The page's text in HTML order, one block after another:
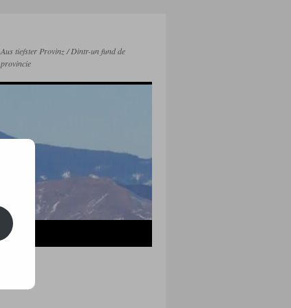
Aus tiefster Provinz / Dintr-un fund de
provincie